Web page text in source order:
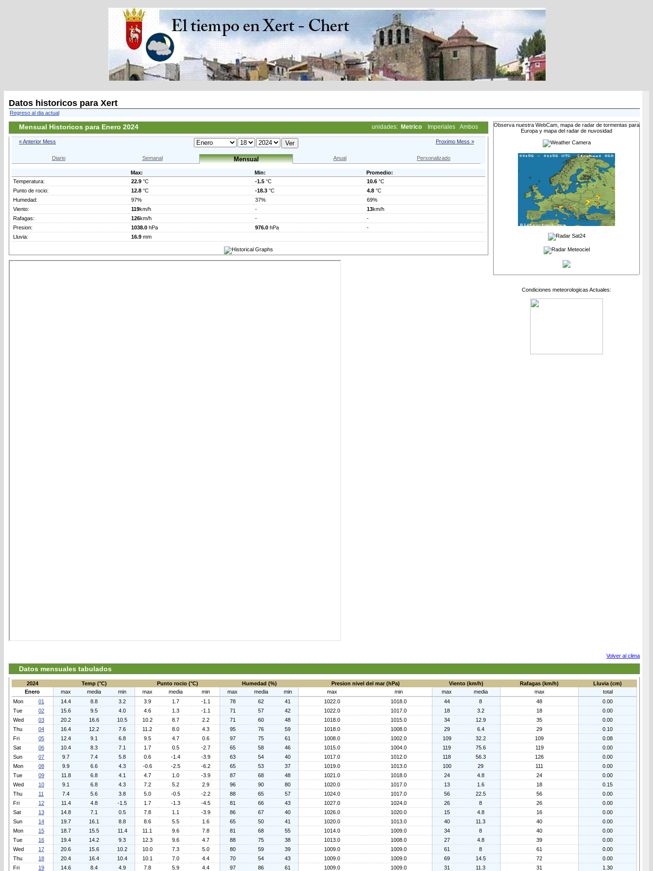
Datos historicos para Xert
Regreso al dia actual
Mensual Historicos para Enero 2024 unidades: Metrico Imperiales Ambos
« Anterior Mess Proximo Mess »
Diario Semanal Mensual Anual Personalizado
Max: Min:
Promedio:
Temperatura:
22.9 °C -1.5 °C 10.6 °C
Punto de rocio:
12.8 °C -18.3 °C 4.8 °C
Humedad:
97% 37%
69%
Viento:
119km/h - 13km/h
Rafagas:
126km/h -
-
Presion:
1038.0 hPa 976.0 hPa
-
Lluvia:
16.9 mm
Observa nuestra WebCam, mapa de radar de tormentas para
Europa y mapa del radar de nuvosidad
Condiciones meteorologicas Actuales:
Volver al clima
Datos mensuales tabulados
2024 Temp (°C) Punto rocio (°C) Humedad (%) Presion nivel del mar (hPa) Viento (km/h) Rafagas (km/h)
Lluvia (cm)
Enero
max media min max media min max media min max min max media max
total
Mon
01 14.4 8.8 3.2 3.9 1.7 -1.1 78 62 41 1022.0 1018.0 44 8 48
0.00
Tue
02 15.6 9.5 4.0 4.6 1.3 -1.1 71 57 42 1022.0 1017.0 18 3.2 18
0.00
Wed
03 20.2 16.6 10.5 10.2 8.7 2.2 71 60 48 1018.0 1015.0 34 12.9 35
0.00
Thu
04 16.4 12.2 7.6 11.2 8.0 4.3 95 76 59 1018.0 1008.0 29 6.4 29
0.10
Fri
05 12.4 9.1 6.8 9.5 4.7 0.6 97 75 61 1008.0 1002.0 109 32.2 109
0.08
Sat
06 10.4 8.3 7.1 1.7 0.5 -2.7 65 58 46 1015.0 1004.0 119 75.6 119
0.00
Sun
07 9.7 7.4 5.8 0.6 -1.4 -3.9 63 54 40 1017.0 1012.0 118 56.3 126
0.00
Mon
08 9.9 6.6 4.3 -0.6 -2.5 -6.2 65 53 37 1019.0 1013.0 100 29 111
0.00
Tue
09 11.8 6.8 4.1 4.7 1.0 -3.9 87 68 48 1021.0 1018.0 24 4.8 24
0.00
Wed
10 9.1 6.8 4.3 7.2 5.2 2.9 96 90 80 1020.0 1017.0 13 1.6 18
0.15
Thu
11 7.4 5.6 3.8 5.0 -0.5 -2.2 88 65 57 1024.0 1017.0 56 22.5 56
0.00
Fri
12 11.4 4.8 -1.5 1.7 -1.3 -4.5 81 66 43 1027.0 1024.0 26 8 26
0.00
Sat
13 14.8 7.1 0.5 7.8 1.1 -3.9 86 67 40 1026.0 1020.0 15 4.8 16
0.00
Sun
14 19.7 16.1 8.8 8.6 5.5 1.6 65 50 41 1020.0 1013.0 40 11.3 40
0.00
Mon
15 18.7 15.5 11.4 11.1 9.6 7.8 81 68 55 1014.0 1009.0 34 8 40
0.00
Tue
16 19.4 14.2 9.3 12.3 9.6 4.7 88 75 38 1013.0 1008.0 27 4.8 39
0.00
Wed
17 20.6 15.6 10.2 10.0 7.3 5.0 80 59 39 1009.0 1009.0 61 8 61
0.00
Thu
18 20.4 16.4 10.4 10.1 7.0 4.4 70 54 43 1009.0 1009.0 69 14.5 72
0.00
Fri
19 14.6 8.4 4.9 7.8 5.9 4.4 97 86 61 1009.0 1009.0 31 11.3 31 1.30